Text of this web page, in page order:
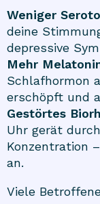
Weniger
deine
depressive
Mehr
Schlafhormon
erschöpft und
Gestörtes
Uhr gerät
Konzentration
an.
Viele